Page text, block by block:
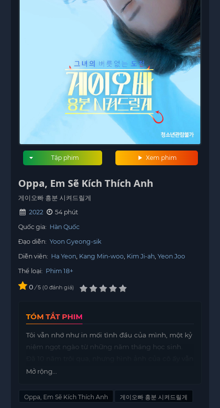
Xem phim
Tập phim
Oppa, Em Sẽ Kích Thích Anh
게이오빠 흥분 시켜드릴게
2022
54 phút
Quốc gia: Hàn Quốc
Đạo diễn: Yoon Gyeong-sik
Diễn viên: Ha Yeon Kang Min-woo Kim Ji-ah Yeon Joo
Thể loại: Phim 18+
0 / 5 0 đánh giá
TÓM TẮT PHIM
Tôi vẫn nhớ như in mối tình đầu của mình, một kỷ
niệm ngọt ngào từ những năm tháng học sinh.
luôn hiện hữu trong tâm trí tôi. Cô ấy là người đã
không còn cảm giác với bất kỳ cô gái nào khác.
Mở rộng...
Oppa, Em Sẽ Kích Thích Anh 게이오빠 흥분 시켜드릴게